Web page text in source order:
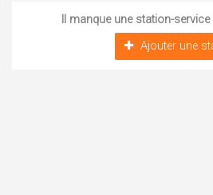
Il manque une station-
Ajouter une